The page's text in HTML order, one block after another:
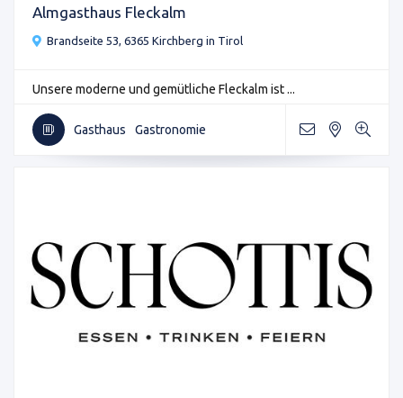
Almgasthaus Fleckalm
Brandseite 53, 6365 Kirchberg in Tirol
Unsere moderne und gemütliche Fleckalm ist ...
Gasthaus Gastronomie